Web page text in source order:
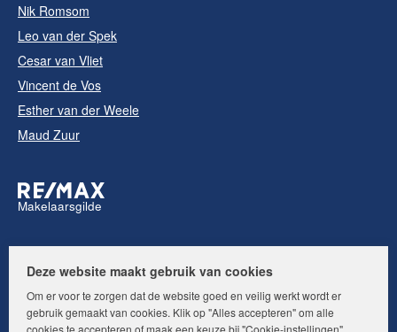
Nik Romsom
Leo van der Spek
Cesar van Vliet
Vincent de Vos
Esther van der Weele
Maud Zuur
Makelaarsgilde
Deze website maakt gebruik van cookies
Om er voor te zorgen dat de website goed en veilig werkt wordt er
gebruik gemaakt van cookies. Klik op "Alles accepteren" om alle
cookies te accepteren of maak een keuze bij "Cookie-instellingen".